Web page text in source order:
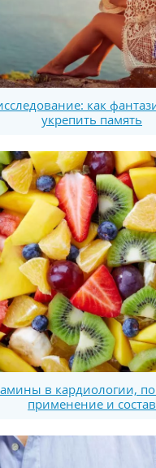
как
укрепить память
в кардиологии,
применение и состав